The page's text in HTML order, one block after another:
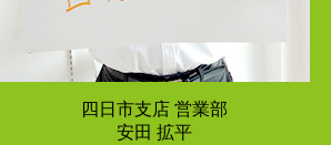
四日市支店 営業部
安田 拡平